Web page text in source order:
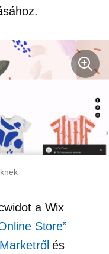
a Wix
Store”
és